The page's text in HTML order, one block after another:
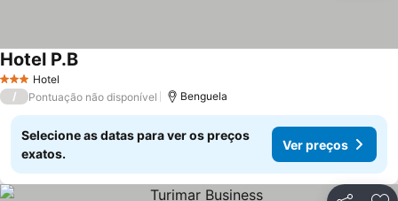
3 EstrelasHotel
Hotel P.BVer preços
/ Pontuação não disponível Benguela
Selecione as datas para ver os preços
exatos.
Ver preços